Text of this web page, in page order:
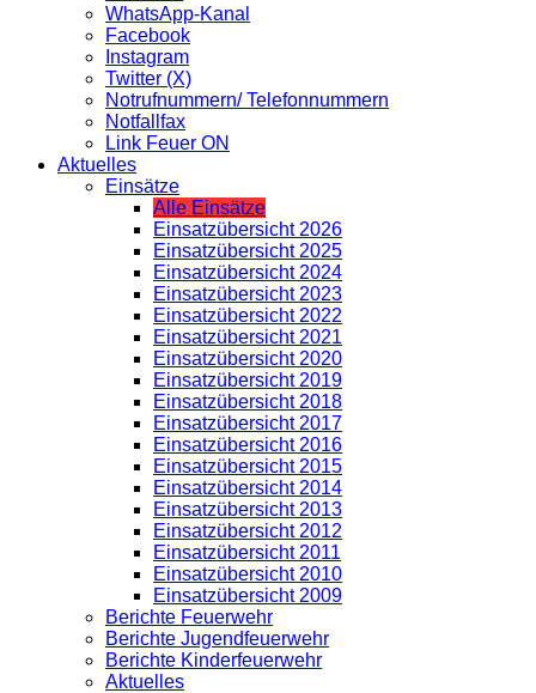
WhatsApp-Kanal
Facebook
Instagram
Twitter (X)
Notrufnummern/ Telefonnummern
Notfallfax
Link Feuer ON
Aktuelles
Einsätze
Alle Einsätze
Einsatzübersicht 2026
Einsatzübersicht 2025
Einsatzübersicht 2024
Einsatzübersicht 2023
Einsatzübersicht 2022
Einsatzübersicht 2021
Einsatzübersicht 2020
Einsatzübersicht 2019
Einsatzübersicht 2018
Einsatzübersicht 2017
Einsatzübersicht 2016
Einsatzübersicht 2015
Einsatzübersicht 2014
Einsatzübersicht 2013
Einsatzübersicht 2012
Einsatzübersicht 2011
Einsatzübersicht 2010
Einsatzübersicht 2009
Berichte Feuerwehr
Berichte Jugendfeuerwehr
Berichte Kinderfeuerwehr
Aktuelles